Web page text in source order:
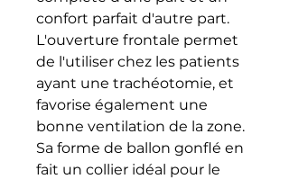
confort parfait d'autre part.
L'ouverture frontale permet
de l'utiliser chez les patients
ayant une trachéotomie, et
favorise également une
bonne ventilation de la zone.
Sa forme de ballon gonflé en
fait un collier idéal pour le